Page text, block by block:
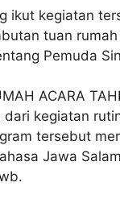
ikut kegiatan
tuan
Pemuda
ACARA
kegiatan
tersebut
Jawa